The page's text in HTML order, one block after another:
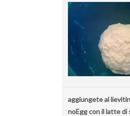
aggiungete al
noEgg con il latte di